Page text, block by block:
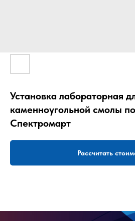
Установка лабораторная
каменноугольной смолы
Спектромарт
Рассчитать